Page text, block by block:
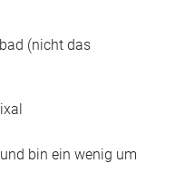
(nicht das
bin ein wenig um